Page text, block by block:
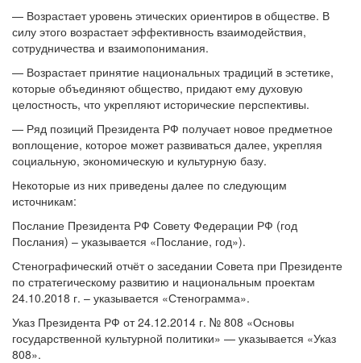
— Возрастает уровень этических ориентиров в обществе. В
силу этого возрастает эффективность взаимодействия,
сотрудничества и взаимопонимания.
— Возрастает принятие национальных традиций в эстетике,
которые объединяют общество, придают ему духовую
целостность, что укрепляют исторические перспективы.
— Ряд позиций Президента РФ получает новое предметное
воплощение, которое может развиваться далее, укрепляя
социальную, экономическую и культурную базу.
Некоторые из них приведены далее по следующим
источникам:
Послание Президента РФ Совету Федерации РФ (год
Послания) – указывается «Послание, год»).
Стенографический отчёт о заседании Совета при Президенте
по стратегическому развитию и национальным проектам
24.10.2018 г. – указывается «Стенограмма».
Указ Президента РФ от 24.12.2014 г. № 808 «Основы
государственной культурной политики» — указывается «Указ
808».